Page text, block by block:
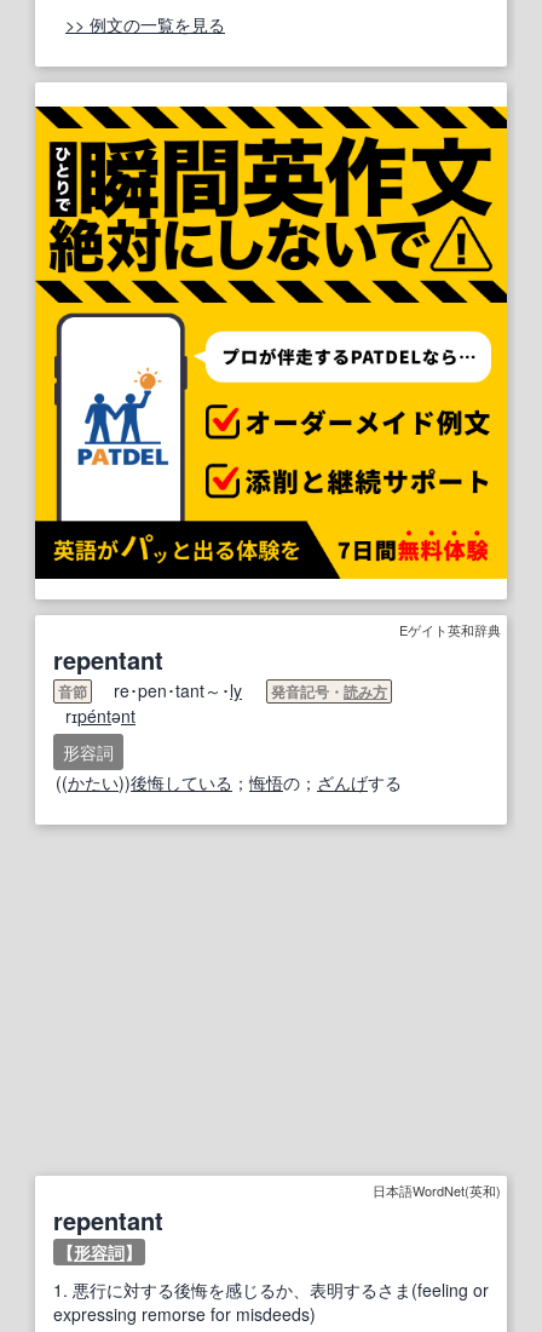
>> 例文の一覧を見る
Eゲイト英和辞典
repentant
音節 re･pen･tant～･ly 発音記号・ 読み方
rɪpentənt
形容詞
((かたい))後悔している ；悔悟の； ざんげする
日本語WordNet(英和)
repentant
【形容詞】
1. 悪行に対する後悔を感じるか、表明するさま(feeling or
expressing remorse for misdeeds)